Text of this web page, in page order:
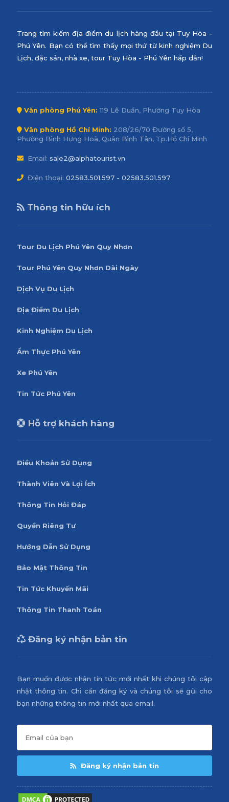
Trang tìm kiếm địa điểm du lịch hàng đầu tại Tuy Hòa -
Phú Yên. Bạn có thể tìm thấy mọi thứ từ kinh nghiệm Du
Lịch, đặc sản, nhà xe, tour Tuy Hòa - Phú Yên hấp dẫn!
Văn phòng Phú Yên: 119 Lê Duẩn, Phường Tuy Hòa
Văn phòng Hồ Chí Minh: 208/26/70 Đường số 5,
Phường Bình Hưng Hoà, Quận Bình Tân, Tp.Hồ Chí Minh
Email: sale2@alphatourist.vn
Điện thoại: 02583.501.597 - 02583.501.597
Thông tin hữu ích
Tour Du Lịch Phú Yên Quy Nhơn
Tour Phú Yên Quy Nhơn Dài Ngày
Dịch Vụ Du Lịch
Địa Điểm Du Lịch
Kinh Nghiệm Du Lịch
Ẩm Thực Phú Yên
Xe Phú Yên
Tin Tức Phú Yên
Hỗ trợ khách hàng
Điều Khoản Sử Dụng
Thành Viên Và Lợi Ích
Thông Tin Hỏi Đáp
Quyền Riêng Tư
Hướng Dẫn Sử Dụng
Bảo Mật Thông Tin
Tin Tức Khuyến Mãi
Thông Tin Thanh Toán
Đăng ký nhận bản tin
Bạn muốn được nhận tin tức mới nhất khi chúng tôi cập
nhật thông tin. Chỉ cần đăng ký và chúng tôi sẽ gửi cho
bạn những thông tin mới nhất qua email.
Đăng ký nhận bản tin